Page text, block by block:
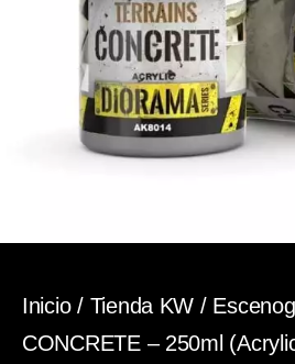
Inicio/ Tienda KW /
CONCRETE – 250ml